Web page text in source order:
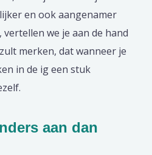
en ook aangenamer
we je aan de hand
merken, dat wanneer je
in de ig een stuk
aan dan